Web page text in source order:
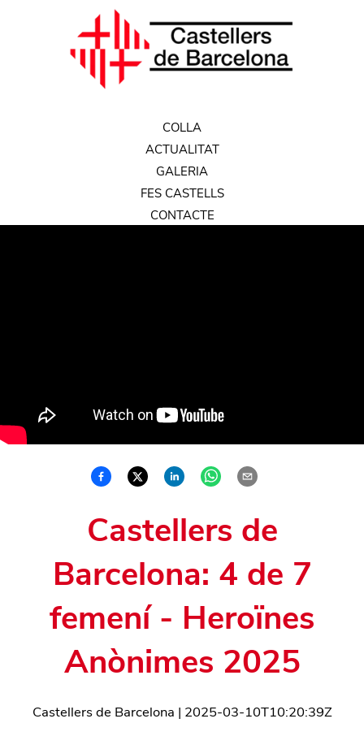
COLLA
ACTUALITAT
GALERIA
FES CASTELLS
CONTACTE
Castellers de
Barcelona: 4 de 7
femení - Heroïnes
Anònimes 2025
Castellers de Barcelona | 2025-03-10T10:20:39Z